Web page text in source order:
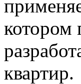
котором
квартир.